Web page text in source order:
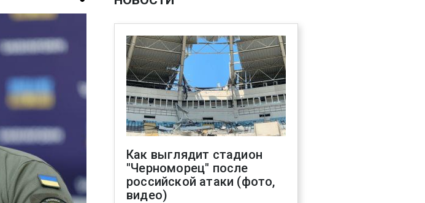
Как выглядит стадион
"Черноморец" после
российской атаки (фото,
видео)